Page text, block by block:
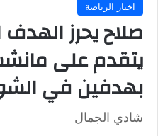
اخبار الرياضة
صلاح يحرز الهدف
يتقدم على
بهدفين في
شادي الجمال